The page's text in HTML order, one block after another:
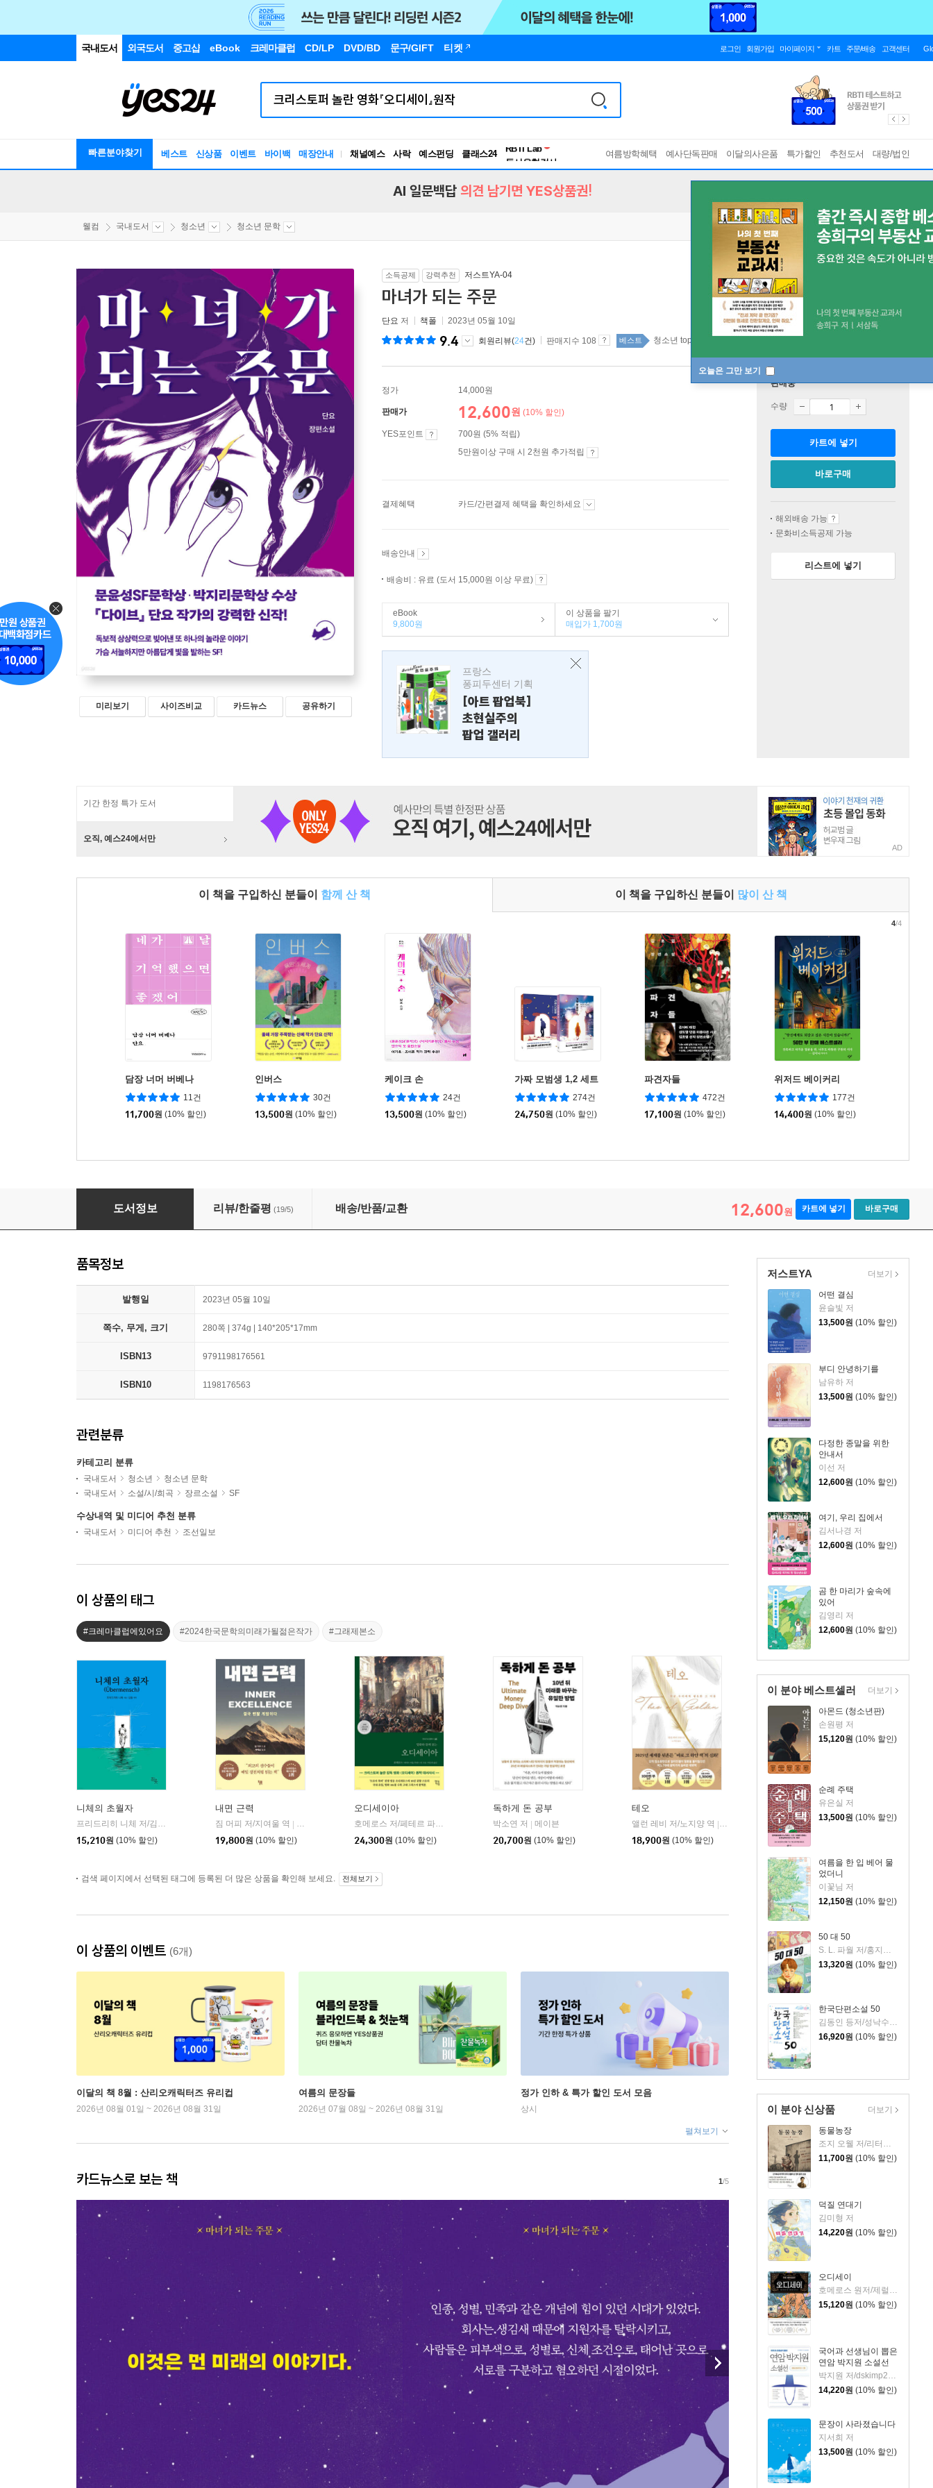
국내도서 외국도서 중고샵 eBook 크레마클럽 CD/LP DVD/BD 문구/GIFT 티켓 로그인 회원가입 마이페이지 카트 주문/배송 고객센터
빠른분야찾기 베스트 신상품 이벤트 바이백 매장안내 채널예스 사락 예스펀딩 클래스24
독서유형검사
RBTI Lab
여름방학혜택 예사단독판매 이달의사은품 특가할인 추천도서 대량/법인
오늘은 그만 보기
AI 일문백답 의견 남기면 YES상품권!
웰컴 국내도서 청소년 청소년 문학
미리보기 사이즈비교 카드뉴스 공유하기
소득공제 강력추천 저스트YA-04
마녀가 되는 주문
단요 저 책폴 2023년 05월 10일
9.4 회원리뷰(24건) 판매지수 108 베스트 청소년 top20 1주
정가 14,000원
판매가 12,600원 (10% 할인)
YES포인트
700원 (5% 적립)
5만원이상 구매 시 2천원 추가적립
결제혜택 카드/간편결제 혜택을 확인하세요
배송안내
배송비 : 유료 (도서 15,000원 이상 무료)
eBook
9,800원
이 상품을 팔기
매입가 1,700원
프랑스
퐁피두센터 기획
[아트 팝업북]
초현실주의
팝업 갤러리
판매중
수량
카트에 넣기
바로구매
해외배송 가능
문화비소득공제 가능
리스트에 넣기
기간 한정 특가 도서
오직, 예스24에서만
AD
이 책을 구입하신 분들이 함께 산 책 이 책을 구입하신 분들이 많이 산 책
담장 너머 버베나
11건
11,700원 (10% 할인)
인버스
30건
13,500원 (10% 할인)
케이크 손
24건
13,500원 (10% 할인)
가짜 모범생 1,2 세트
274건
24,750원 (10% 할인)
파견자들
472건
17,100원 (10% 할인)
위저드 베이커리
177건
14,400원 (10% 할인)
4/4
마녀가 되는 주문
도서정보 리뷰/한줄평 (19/5) 배송/반품/교환 12,600원 카트에 넣기 바로구매
저스트YA
어떤 결심
윤슬빛 저
13,500원 (10% 할인)
부디 안녕하기를
남유하 저
13,500원 (10% 할인)
다정한 종말을 위한
안내서
이선 저
12,600원 (10% 할인)
여기, 우리 집에서
김서나경 저
12,600원 (10% 할인)
곰 한 마리가 숲속에
있어
김영리 저
12,600원 (10% 할인)
더보기
이 분야 베스트셀러
아몬드 (청소년판)
손원평 저
15,120원 (10% 할인)
순례 주택
유은실 저
13,500원 (10% 할인)
여름을 한 입 베어 물
었더니
이꽃님 저
12,150원 (10% 할인)
50 대 50
S. L. 파월 저/홍지연 역
13,320원 (10% 할인)
한국단편소설 50
김동인 등저/성낙수,박찬영,김형주 공편
16,920원 (10% 할인)
더보기
이 분야 신상품
동물농장
조지 오웰 저/리터링크 역
11,700원 (10% 할인)
덕질 연대기
김미형 저
14,220원 (10% 할인)
오디세이
호메로스 원저/제럴딘 매코크런 글/김재용 역/장시은 감수
15,120원 (10% 할인)
국어과 선생님이 뽑은
연암 박지원 소설선
14,220원 (10% 할인)
문장이 사라졌습니다
지서희 저
13,500원 (10% 할인)
더보기
품목정보
발행일 2023년 05월 10일
쪽수, 무게, 크기 280쪽 | 374g | 140*205*17mm
ISBN13 9791198176561
ISBN10 1198176563
관련분류
카테고리 분류
국내도서 청소년
청소년 문학
국내도서
소설/시/희곡 장르소설 SF
수상내역 및 미디어 추천 분류
국내도서 미디어 추천 조선일보
이 상품의 태그
#크레마클럽에있어요 #2024한국문학의미래가될젊은작가 #그래제본소
니체의 초월자
프리드리히 니체 저/김철 편역
15,210원 (10% 할인)
내면 근력
짐 머피 저/지여울 역
윌북(willbook)
19,800원 (10% 할인)
오디세이아
호메로스 저/페테르 파울 루벤스 그림/박문재 역
현대지성
24,300원 (10% 할인)
독하게 돈 공부
박소연 저
메이븐
20,700원 (10% 할인)
테오
앨런 레비 저/노지양 역
오팬하우스
18,900원 (10% 할인)
검색 페이지에서 선택된 태그에 등록된 더 많은 상품을 확인해 보세요. 전체보기
이 상품의 이벤트 (6개)
이달의 책 8월 : 산리오캐릭터즈 유리컵
2026년 08월 01일 ~ 2026년 08월 31일
여름의 문장들
2026년 07월 08일 ~ 2026년 08월 31일
정가 인하 & 특가 할인 도서 모음
상시
펼쳐보기
카드뉴스로 보는 책 1/5